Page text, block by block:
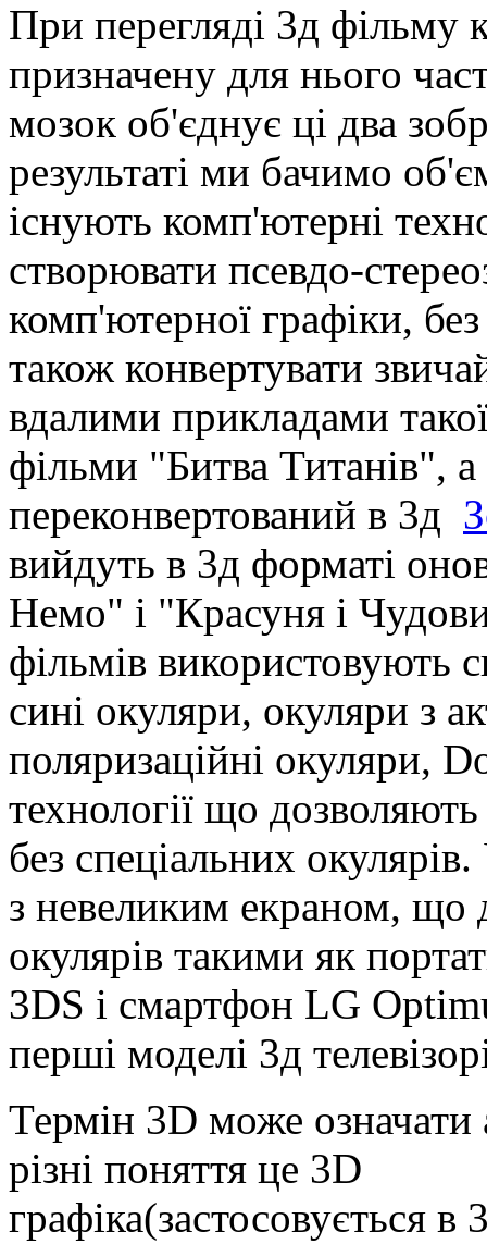
При перегляді 3д фільму
призначену для нього
мозок об'єднує ці два
результаті ми бачимо
існують комп'ютерні
створювати псевдо-
комп'ютерної графіки,
також конвертувати
вдалими прикладами
фільми "Битва Титанів",
переконвертований в 3д
вийдуть в 3д форматі
Немо" і "Красуня і
фільмів використовують
сині окуляри, окуляри з
поляризаційні окуляри,
технології що
без спеціальних
з невеликим екраном, що
окулярів такими як
3DS і смартфон LG
перші моделі 3д
Термін 3D може означати
різні поняття це 3D
графіка(застосовується в